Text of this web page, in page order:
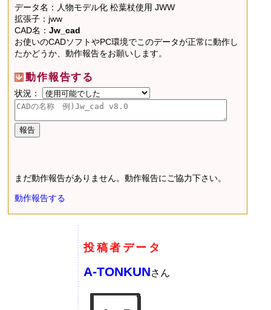
データ名：人物モデル化 松葉杖使用 JWW
拡張子：jww
CAD名：Jw_cad
お使いのCADソフトやPC環境でこのデータが正常に動作し
たかどうか、動作報告をお願いします。
動作報告する
状況：
まだ動作報告がありません。動作報告にご協力下さい。
動作報告する
投稿者データ
A-TONKUNさん